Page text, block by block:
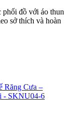
phối đồ với áo thun
sở thích và hoàn